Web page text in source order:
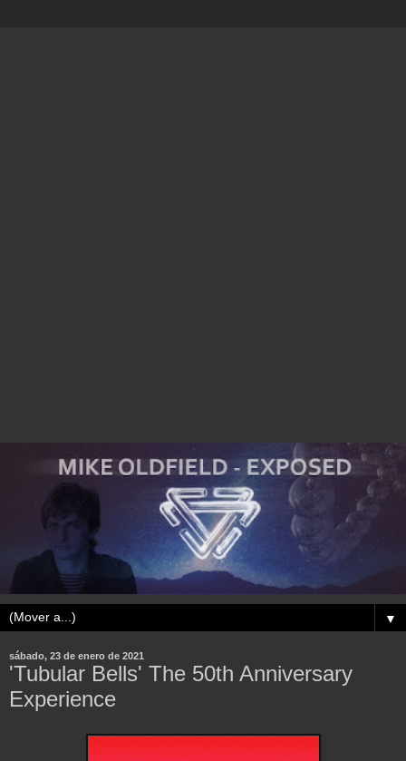
▼
sábado, 23 de enero de 2021
'Tubular Bells' The 50th Anniversary
Experience